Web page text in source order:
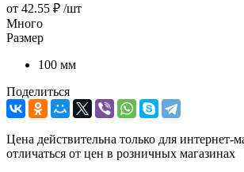
от 42.55 ₽ /шт
Много
Размер
100 мм
Поделиться
Цена действительна только для интернет-
отличаться от цен в розничных магазинах